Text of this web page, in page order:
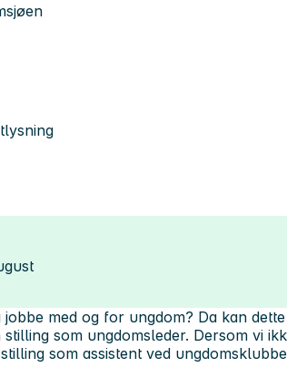
jobbe med og for ungdom? Da kan
som ungdomsleder. Dersom vi
som assistent ved